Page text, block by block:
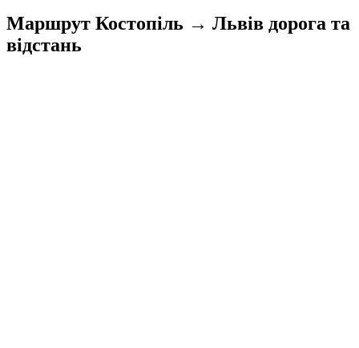
Маршрут Костопіль → Львів дорога та
відстань